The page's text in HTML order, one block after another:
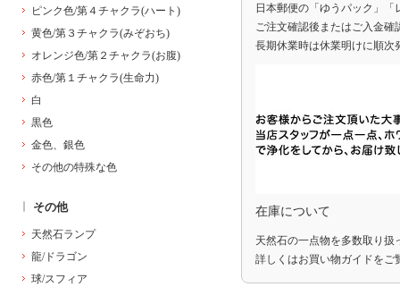
日本郵便の「ゆうパック」
ご注文確認後またはご入金
長期休業時は休業明けに順次
在庫について
天然石の一点物を多数取り扱
詳しくはお買い物ガイドをご
ピンク色/第４チャクラ(ハート)
黄色/第３チャクラ(みぞおち)
オレンジ色/第２チャクラ(お腹)
赤色/第１チャクラ(生命力)
白
黒色
金色、銀色
その他の特殊な色
その他
天然石ランプ
龍/ドラゴン
球/スフィア